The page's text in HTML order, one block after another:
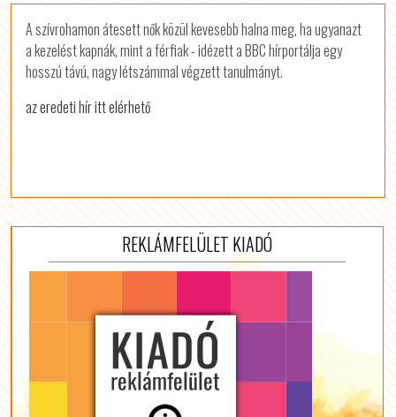
A szívrohamon átesett nők közül kevesebb halna meg, ha ugyanazt
a kezelést kapnák, mint a férfiak - idézett a BBC hírportálja egy
hosszú távú, nagy létszámmal végzett tanulmányt.
az eredeti hír itt elérhető
REKLÁMFELÜLET KIADÓ